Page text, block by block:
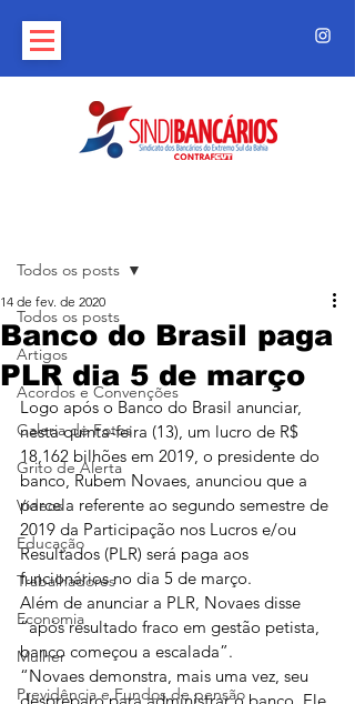
Todos os posts
Artigos
Acordos e Convenções
Galeria de Fotos
Grito de Alerta
Vídeos
Educação
Trabalhadores
Economia
Mulher
Previdência e Fundos de pensão
Todos os posts
Banco do Brasil paga
PLR dia 5 de março
14 de fev. de 2020
Logo após o Banco do Brasil anunciar,
nesta quinta-feira (13), um lucro de R$
18,162 bilhões em 2019, o presidente do
banco, Rubem Novaes, anunciou que a
parcela referente ao segundo semestre de
2019 da Participação nos Lucros e/ou
Resultados (PLR) será paga aos
funcionários no dia 5 de março.
Além de anunciar a PLR, Novaes disse
“após resultado fraco em gestão petista,
banco começou a escalada”.
“Novaes demonstra, mais uma vez, seu